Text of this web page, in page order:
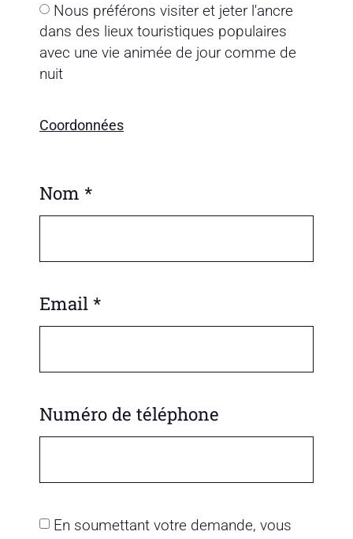
Nous préférons visiter et jeter l'ancre
dans des lieux touristiques populaires
avec une vie animée de jour comme de
nuit
Coordonnées
Nom *
Email *
Numéro de téléphone
En soumettant votre demande, vous